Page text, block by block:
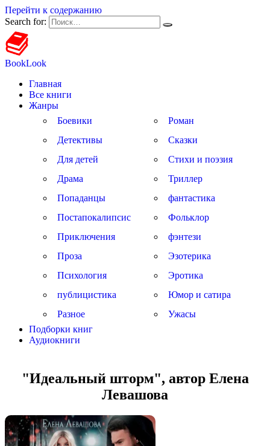
Перейти к содержанию
Search for:
BookLook
Главная
Все книги
Жанры
Боевики
Детективы
Для детей
Драма
Попаданцы
Постапокалипсис
Приключения
Проза
Психология
публицистика
Разное
Роман
Сказки
Стихи и поэзия
Триллер
фантастика
Фольклор
фэнтези
Эзотерика
Эротика
Юмор и сатира
Ужасы
Подборки книг
Аудиокниги
"Идеальный шторм", автор Елена
Левашова